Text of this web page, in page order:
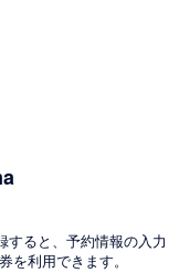
すると、予約情報の入力
を利用できます。